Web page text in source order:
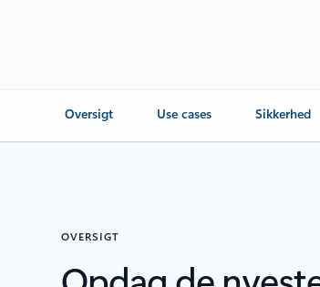
Oversigt Use cases Sikkerhed
OVERSIGT